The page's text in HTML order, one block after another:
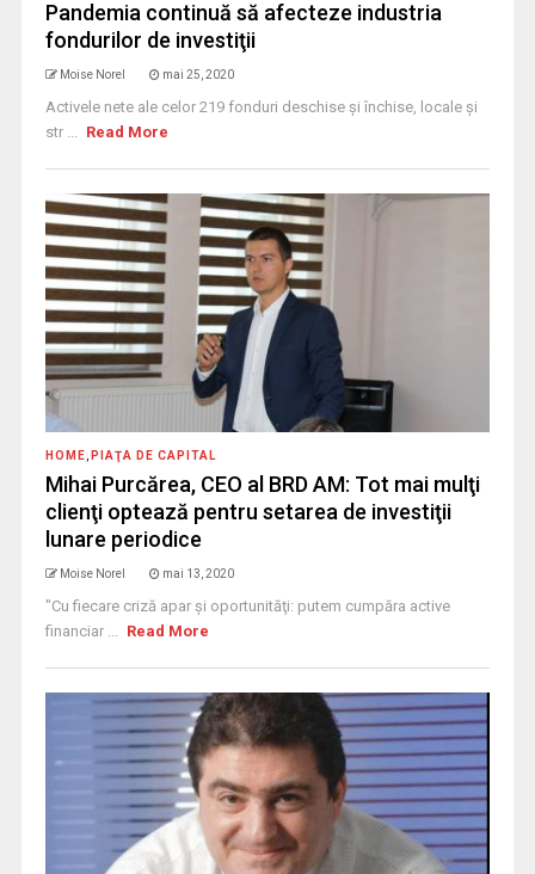
Pandemia continuă să afecteze industria
fondurilor de investiţii
Moise Norel mai 25, 2020
Activele nete ale celor 219 fonduri deschise și închise, locale și
str ... Read More
HOME PIAŢA DE CAPITAL
Mihai Purcărea, CEO al BRD AM: Tot mai mulţi
clienţi optează pentru setarea de investiţii
lunare periodice
Moise Norel mai 13, 2020
"Cu fiecare criză apar şi oportunităţi: putem cumpăra active
financiar ... Read More